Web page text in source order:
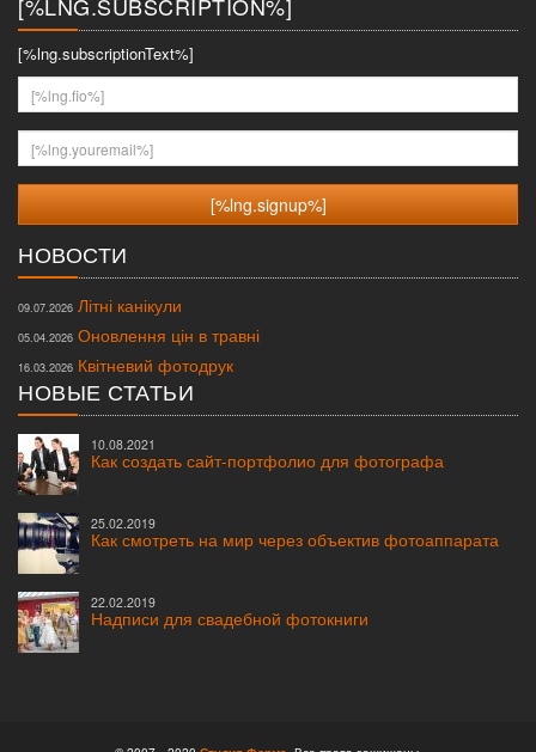
[%LNG.SUBSCRIPTION%]
[%lng.subscriptionText%]
[%lng.fio%]
[%lng.youremail%]
НОВОСТИ
09.07.2026 Літні канікули
05.04.2026 Оновлення цін в травні
16.03.2026 Квітневий фотодрук
НОВЫЕ СТАТЬИ
10.08.2021
Как создать сайт-портфолио для фотографа
25.02.2019
Как смотреть на мир через объектив фотоаппарата
22.02.2019
Надписи для свадебной фотокниги